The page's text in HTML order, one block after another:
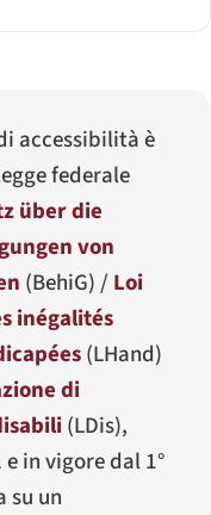
accessibilità è
federale
über die
von
(BehiG) / Loi
inégalités
(LHand)
di
(LDis),
in vigore dal 1°
su un